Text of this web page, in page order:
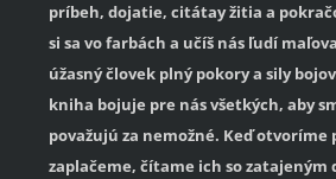
príbeh, dojatie, citátay žitia a
si sa vo farbách a učíš nás ľudí
úžasný človek plný pokory a sily
kniha bojuje pre nás všetkých, aby
považujú za nemožné. Keď otvoríme
zaplačeme, čítame ich so zatajeným